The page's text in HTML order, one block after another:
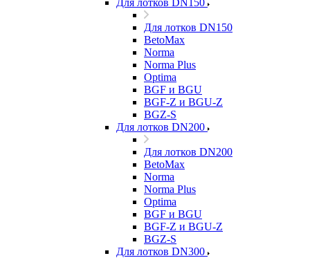
Для лотков DN150
Для лотков DN150
BetoMax
Norma
Norma Plus
Optima
BGF и BGU
BGF-Z и BGU-Z
BGZ-S
Для лотков DN200
Для лотков DN200
BetoMax
Norma
Norma Plus
Optima
BGF и BGU
BGF-Z и BGU-Z
BGZ-S
Для лотков DN300